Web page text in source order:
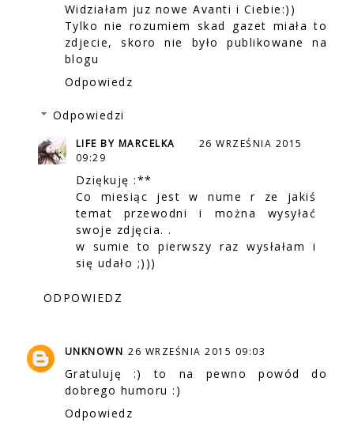
Widziałam juz nowe Avanti i Ciebie:))
Tylko nie rozumiem skad gazet miała to
zdjecie, skoro nie było publikowane na
blogu
Odpowiedz
Odpowiedzi
LIFE BY MARCELKA
26 WRZEŚNIA 2015
09:29
Dziękuję :**
Co miesiąc jest w nume r ze jakiś
temat przewodni i można wysyłać
swoje zdjęcia. .
w sumie to pierwszy raz wysłałam i
się udało ;)))
ODPOWIEDZ
UNKNOWN 26 WRZEŚNIA 2015 09:03
Gratuluję :) to na pewno powód do
dobrego humoru :)
Odpowiedz